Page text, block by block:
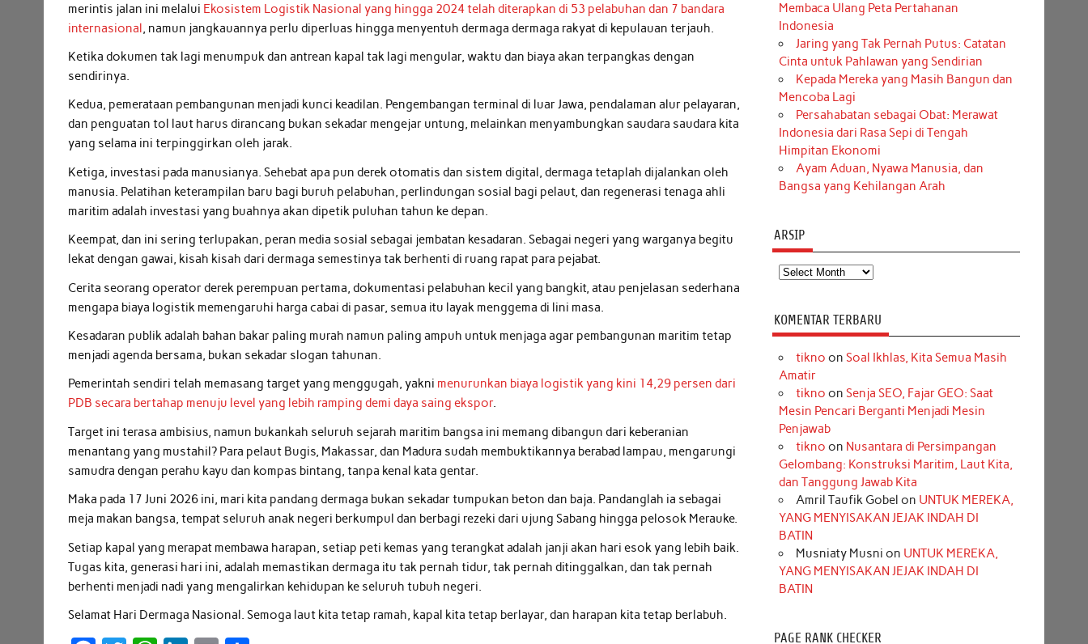
merintis jalan ini melalui Ekosistem Logistik Nasional yang hingga 2024 telah diterapkan di 53 pelabuhan dan 7 bandara
internasional, namun jangkauannya perlu diperluas hingga menyentuh dermaga dermaga rakyat di kepulauan terjauh.
Ketika dokumen tak lagi menumpuk dan antrean kapal tak lagi mengular, waktu dan biaya akan terpangkas dengan
sendirinya.
Kedua, pemerataan pembangunan menjadi kunci keadilan. Pengembangan terminal di luar Jawa, pendalaman alur pelayaran,
dan penguatan tol laut harus dirancang bukan sekadar mengejar untung, melainkan menyambungkan saudara saudara kita
yang selama ini terpinggirkan oleh jarak.
Ketiga, investasi pada manusianya. Sehebat apa pun derek otomatis dan sistem digital, dermaga tetaplah dijalankan oleh
manusia. Pelatihan keterampilan baru bagi buruh pelabuhan, perlindungan sosial bagi pelaut, dan regenerasi tenaga ahli
maritim adalah investasi yang buahnya akan dipetik puluhan tahun ke depan.
Keempat, dan ini sering terlupakan, peran media sosial sebagai jembatan kesadaran. Sebagai negeri yang warganya begitu
lekat dengan gawai, kisah kisah dari dermaga semestinya tak berhenti di ruang rapat para pejabat.
Cerita seorang operator derek perempuan pertama, dokumentasi pelabuhan kecil yang bangkit, atau penjelasan sederhana
mengapa biaya logistik memengaruhi harga cabai di pasar, semua itu layak menggema di lini masa.
Kesadaran publik adalah bahan bakar paling murah namun paling ampuh untuk menjaga agar pembangunan maritim tetap
menjadi agenda bersama, bukan sekadar slogan tahunan.
Pemerintah sendiri telah memasang target yang menggugah, yakni menurunkan biaya logistik yang kini 14,29 persen dari
PDB secara bertahap menuju level yang lebih ramping demi daya saing ekspor.
Target ini terasa ambisius, namun bukankah seluruh sejarah maritim bangsa ini memang dibangun dari keberanian
menantang yang mustahil? Para pelaut Bugis, Makassar, dan Madura sudah membuktikannya berabad lampau, mengarungi
samudra dengan perahu kayu dan kompas bintang, tanpa kenal kata gentar.
Maka pada 17 Juni 2026 ini, mari kita pandang dermaga bukan sekadar tumpukan beton dan baja. Pandanglah ia sebagai
meja makan bangsa, tempat seluruh anak negeri berkumpul dan berbagi rezeki dari ujung Sabang hingga pelosok Merauke.
Setiap kapal yang merapat membawa harapan, setiap peti kemas yang terangkat adalah janji akan hari esok yang lebih baik.
Tugas kita, generasi hari ini, adalah memastikan dermaga itu tak pernah tidur, tak pernah ditinggalkan, dan tak pernah
berhenti menjadi nadi yang mengalirkan kehidupan ke seluruh tubuh negeri.
Selamat Hari Dermaga Nasional. Semoga laut kita tetap ramah, kapal kita tetap berlayar, dan harapan kita tetap berlabuh.
Membaca Ulang Peta Pertahanan
Indonesia
Jaring yang Tak Pernah Putus: Catatan
Cinta untuk Pahlawan yang Sendirian
Kepada Mereka yang Masih Bangun dan
Mencoba Lagi
Persahabatan sebagai Obat: Merawat
Indonesia dari Rasa Sepi di Tengah
Himpitan Ekonomi
Ayam Aduan, Nyawa Manusia, dan
Bangsa yang Kehilangan Arah
ARSIP
Arsip
KOMENTAR TERBARU
tikno on Soal Ikhlas, Kita Semua Masih
Amatir
tikno on Senja SEO, Fajar GEO: Saat
Mesin Pencari Berganti Menjadi Mesin
Penjawab
tikno on Nusantara di Persimpangan
Gelombang: Konstruksi Maritim, Laut Kita,
dan Tanggung Jawab Kita
Amril Taufik Gobel on UNTUK MEREKA,
YANG MENYISAKAN JEJAK INDAH DI
BATIN
Musniaty Musni on UNTUK MEREKA,
YANG MENYISAKAN JEJAK INDAH DI
BATIN
PAGE RANK CHECKER